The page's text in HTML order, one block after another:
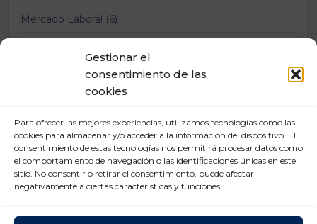
Gestionar el
consentimiento de las
cookies
Para ofrecer las mejores experiencias, utilizamos tecnologías como las
cookies para almacenar y/o acceder a la información del dispositivo. El
consentimiento de estas tecnologías nos permitirá procesar datos como
el comportamiento de navegación o las identificaciones únicas en este
sitio. No consentir o retirar el consentimiento, puede afectar
negativamente a ciertas características y funciones.
Mercado Laboral (6)
Prevención Riesgos Laborales (12)
Relaciones laborales (11)